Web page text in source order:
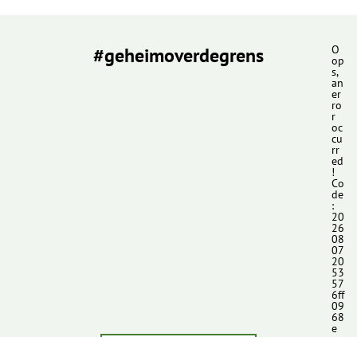
#geheimoverdegrens O
op
s,
an
er
ro
r
oc
cu
rr
ed
!
Co
de
:
20
26
08
07
20
53
57
6ff
09
68
e